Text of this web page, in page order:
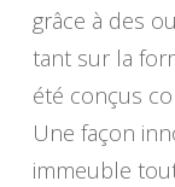
grâce à des
tant sur la
été conçus
Une façon
immeuble